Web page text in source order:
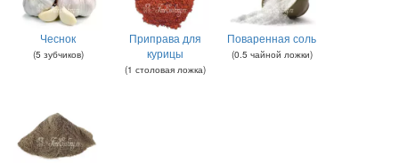
Чеснок
(5 зубчиков)
Приправа для
курицы
(1 столовая ложка)
Поваренная соль
(0.5 чайной ложки)